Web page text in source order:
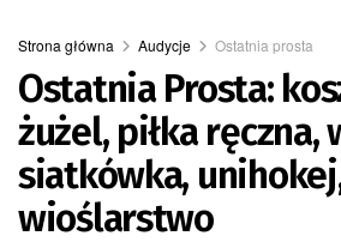
Strona główna Audycje Ostatnia prosta
Ostatnia Prosta:
żużel, piłka ręczna,
siatkówka,
wioślarstwo